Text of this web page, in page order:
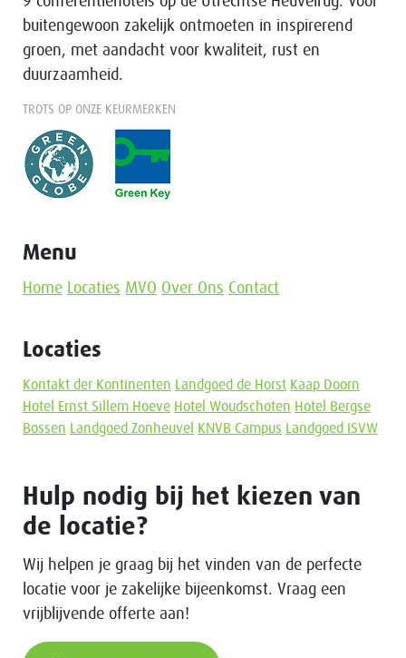
buitengewoon zakelijk ontmoeten in inspirerend
groen, met aandacht voor kwaliteit, rust en
duurzaamheid.
TROTS OP ONZE KEURMERKEN
Menu
Home Locaties MVO Over Ons Contact
Locaties
Kontakt der Kontinenten Landgoed de Horst Kaap Doorn
Hotel Ernst Sillem Hoeve Hotel Woudschoten Hotel Bergse
Bossen
Landgoed Zonheuvel KNVB Campus Landgoed ISVW
Hulp nodig bij het kiezen van
de locatie?
Wij helpen je graag bij het vinden van de perfecte
locatie voor je zakelijke bijeenkomst. Vraag een
vrijblijvende offerte aan!